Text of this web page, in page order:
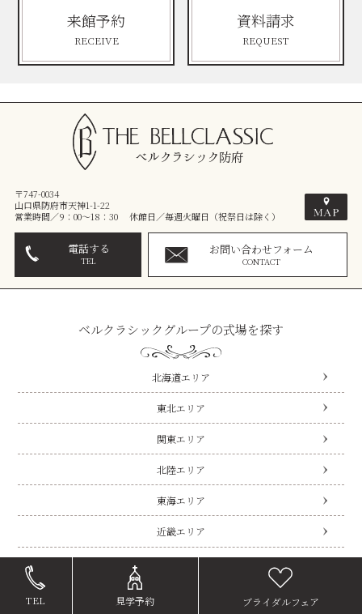
来館予約
RECEIVE
資料請求
REQUEST
〒747-0034
山口県防府市天神1-1-22
営業時間／9：00～18：30 休館日／毎週火曜日（祝祭日は除く）
電話する
TEL
お問い合わせフォーム
CONTACT
ベルクラシックグループの式場を探す
北海道エリア
東北エリア
関東エリア
北陸エリア
東海エリア
近畿エリア
TEL 見学予約 ブライダルフェア